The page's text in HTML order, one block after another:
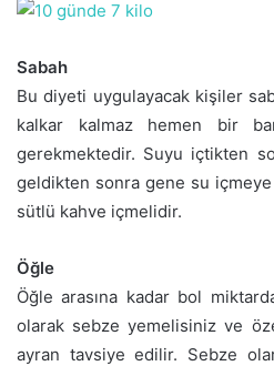
Sabah
Bu diyeti uygulayacak kişiler
kalkar kalmaz hemen bir
gerekmektedir. Suyu içtikten
geldikten sonra gene su
sütlü kahve içmelidir.
Öğle
Öğle arasına kadar bol
olarak sebze yemelisiniz ve
ayran tavsiye edilir. Sebze